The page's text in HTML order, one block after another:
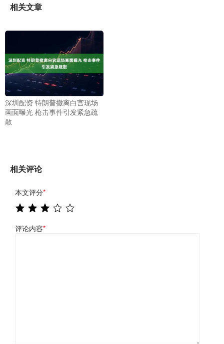
相关文章
深圳配资 特朗普撤离白宫现场
画面曝光 枪击事件引发紧急疏
散
相关评论
本文评分*
评论内容*